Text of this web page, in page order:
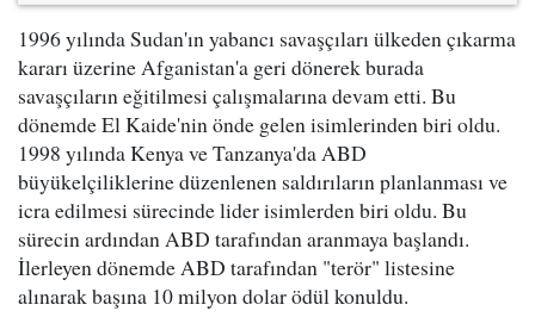
1996 yılında Sudan'ın yabancı savaşçıları ülkeden çıkarma
kararı üzerine Afganistan'a geri dönerek burada
savaşçıların eğitilmesi çalışmalarına devam etti. Bu
dönemde El Kaide'nin önde gelen isimlerinden biri oldu.
1998 yılında Kenya ve Tanzanya'da ABD
büyükelçiliklerine düzenlenen saldırıların planlanması ve
icra edilmesi sürecinde lider isimlerden biri oldu. Bu
sürecin ardından ABD tarafından aranmaya başlandı.
İlerleyen dönemde ABD tarafından "terör" listesine
alınarak başına 10 milyon dolar ödül konuldu.